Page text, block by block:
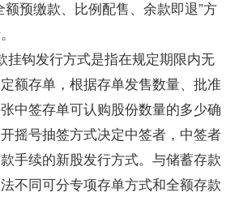
额预缴款、比例配售、余款即退”方
钩发行方式是指在规定期限内无
额存单，根据存单发售数量、批准
中签存单可认购股份数量的多少确
摇号抽签方式决定中签者，中签者
手续的新股发行方式。与储蓄存款
不同可分专项存单方式和全额存款